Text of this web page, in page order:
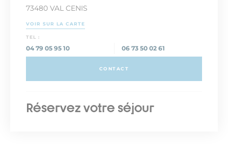
73480 VAL CENIS
VOIR SUR LA CARTE
TEL :
04 79 05 95 10 06 73 50 02 61
CONTACT
Réservez votre séjour